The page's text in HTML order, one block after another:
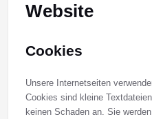
Website
Cookies
Unsere Internetseiten
Cookies sind kleine
keinen Schaden an. Sie